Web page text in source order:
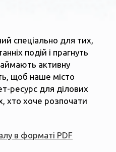
спеціально для тих,
подій і прагнуть
активну
щоб наше місто
ресурс для ділових
хто хоче розпочати
в форматі PDF